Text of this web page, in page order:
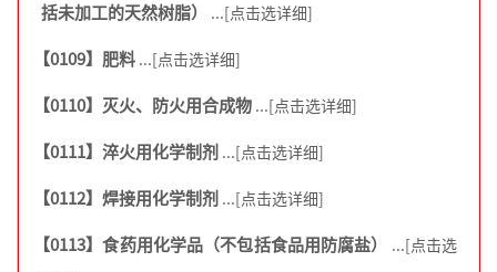
括未加工的天然树脂） ...[点击选详细]
【0109】肥料 ...[点击选详细]
【0110】灭火、防火用合成物 ...[点击选详细]
【0111】淬火用化学制剂 ...[点击选详细]
【0112】焊接用化学制剂 ...[点击选详细]
【0113】食药用化学品（不包括食品用防腐盐） ...[点击选